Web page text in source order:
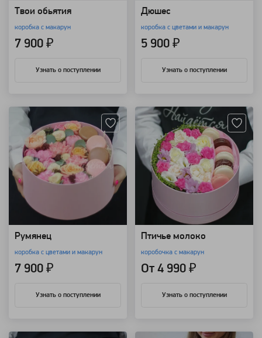
Твои обьятия
коробка с макарун
7 900 ₽
Узнать о поступлении
Дюшес
коробка с цветами и макарун
5 900 ₽
Узнать о поступлении
Румянец
коробка с цветами и макарун
7 900 ₽
Узнать о поступлении
Птичье молоко
коробочка с макарун
От 4 990 ₽
Узнать о поступлении